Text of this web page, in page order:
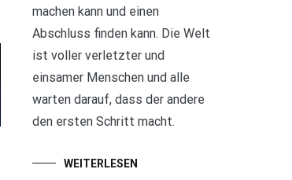
machen kann und einen
Abschluss finden kann. Die Welt
ist voller verletzter und
einsamer Menschen und alle
warten darauf, dass der andere
den ersten Schritt macht.
WEITERLESEN